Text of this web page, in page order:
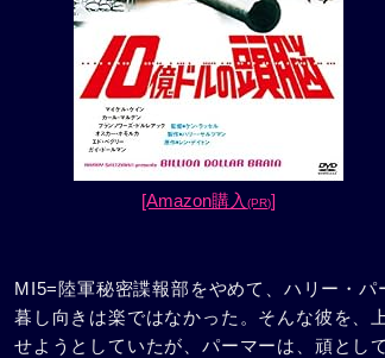
[Amazon購入(PR)]
MI5=陸軍秘密諜報部をやめて、ハリー・パ
暮し向きは楽ではなかった。そんな彼を、
せようとしていたが、パーマーは、頑とし